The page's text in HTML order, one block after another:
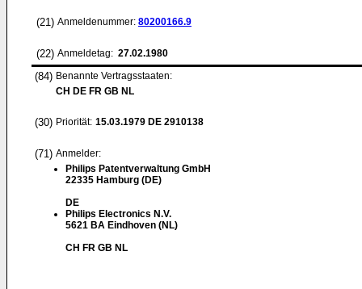
(21) Anmeldenummer: 80200166.9
(22) Anmeldetag: 27.02.1980
(84) Benannte Vertragsstaaten:
CH DE FR GB NL
(30) Priorität: 15.03.1979 DE 2910138
(71) Anmelder:
Philips Patentverwaltung GmbH
22335 Hamburg (DE)
DE
Philips Electronics N.V.
5621 BA Eindhoven (NL)
CH FR GB NL